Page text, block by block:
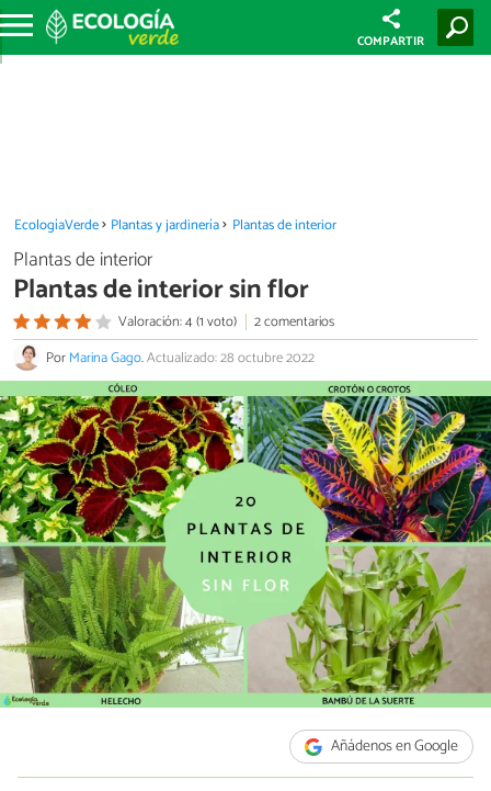
COMPARTIR
EcologíaVerde Plantas y jardinería Plantas de interior
Plantas de interior
Plantas de interior sin flor
Valoración: 4 (1 voto)
2 comentarios
PorMarina Gago.Actualizado: 28 octubre 2022
Añádenos en Google